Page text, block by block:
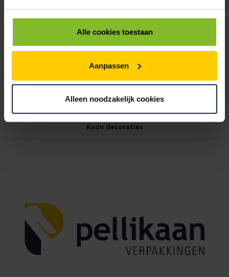
Alle cookies toestaan
Aanpassen
Alleen noodzakelijk cookies
Kado decoraties